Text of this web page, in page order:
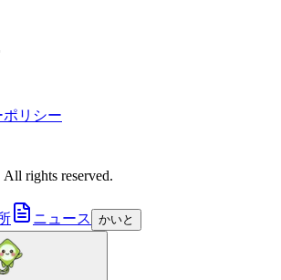
リシー
rights reserved.
ニュース かいと